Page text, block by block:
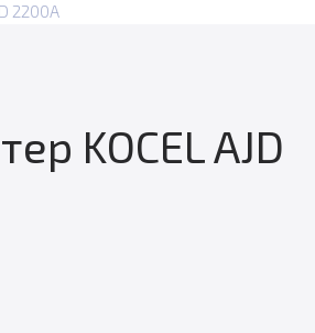
2200A
KOCEL AJD